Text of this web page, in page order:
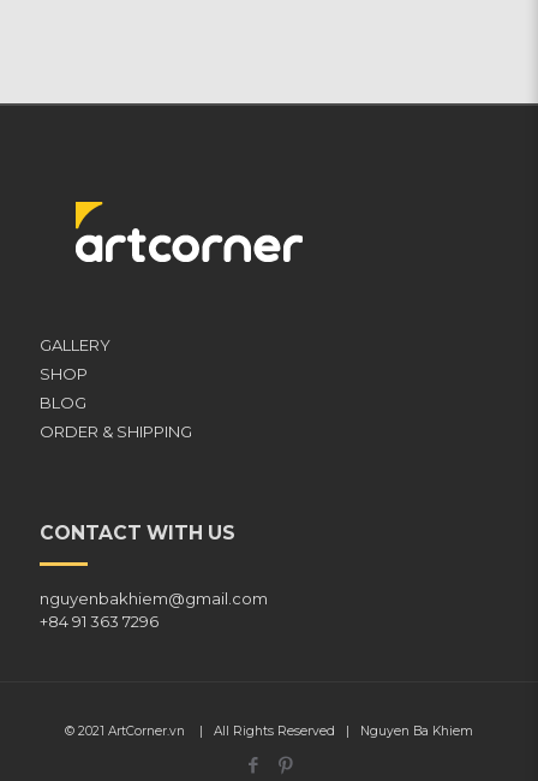
GALLERY
SHOP
BLOG
ORDER & SHIPPING
CONTACT WITH US
nguyenbakhiem@gmail.com
+84 91 363 7296
© 2021 ArtCorner.vn | All Rights Reserved | Nguyen Ba Khiem